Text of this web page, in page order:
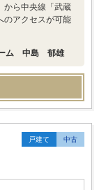
から中央線「武蔵
のアクセスが可能
ーム 中島 郁雄
戸建て 中古